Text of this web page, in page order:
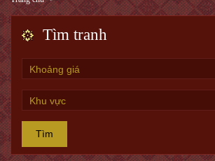
Tìm tranh
Tìm